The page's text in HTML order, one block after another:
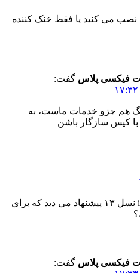
می‌ کنید یا فقط خنک‌ کننده‌
فیکسی پلاس گفت:
هم جزو خدمات ماست، به
کیس سازگار باشن
چه مادربردی با پردازنده i7 نسل ۱۳ پیشنهاد می‌ دید که برای
فیکسی پلاس گفت: